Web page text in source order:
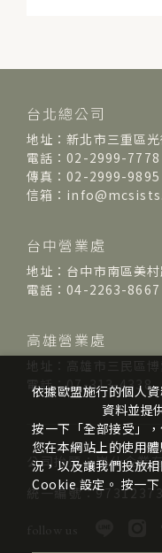
台北總公司
地址：新北市三重區
電話：02-2999-7778
傳真：02-2999-9895
信箱：
台中營業處
地址：台中市南區美
電話：04-2263-8667
高雄營業處
電話：07-313-4338
公司抬頭：崴仕企業
統一編號：97312373
依據歐盟施行的個人
資料並提
按一下「全部接受」
您在本網站上的使用
況，以及讓我們投放
Cookie 設定。 按一